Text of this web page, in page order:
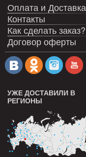
Оплата и Доставка
Контакты
Как сделать заказ?
Договор оферты
УЖЕ ДОСТАВИЛИ В
РЕГИОНЫ